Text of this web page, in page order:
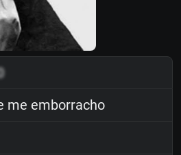
me emborracho